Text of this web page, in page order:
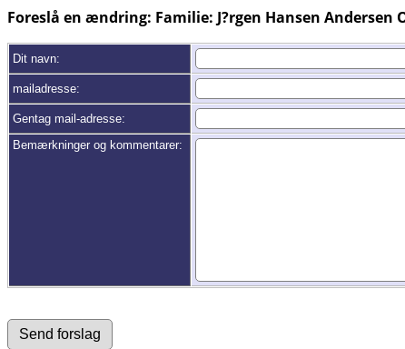
Foreslå en ændring: Familie: J?rgen Hansen Andersen
Dit navn:
mailadresse:
Gentag mail-adresse:
Bemærkninger og kommentarer: